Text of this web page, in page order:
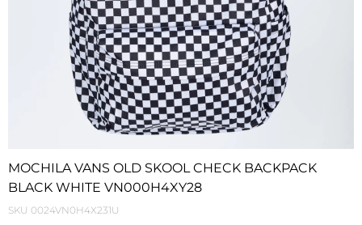
MOCHILA VANS OLD SKOOL CHECK BACKPACK
BLACK WHITE VN000H4XY28
SKU 0024VN0H4X231U